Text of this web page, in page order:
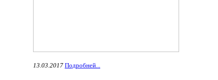
13.03.2017 Подробней...